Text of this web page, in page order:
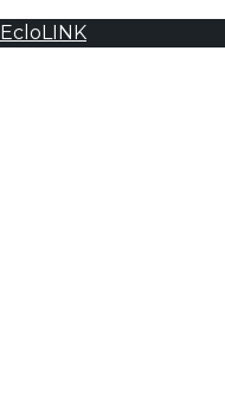
EcloLINK